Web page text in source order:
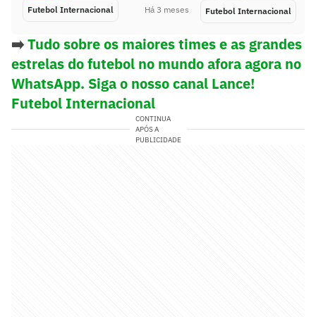
Futebol Internacional Há 3 meses Futebol Internacional
➡️Tudo sobre os maiores times e as grandes
estrelas do futebol no mundo afora agora no
WhatsApp. Siga o nosso canal Lance!
Futebol Internacional
CONTINUA
APÓS A
PUBLICIDADE